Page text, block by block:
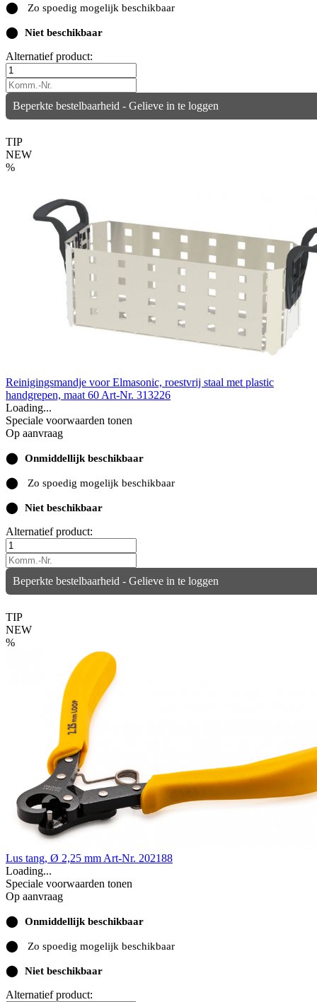
⬤ Zo spoedig mogelijk beschikbaar
⬤ Niet beschikbaar
Alternatief product:
Beperkte bestelbaarheid - Gelieve in te loggen
TIP
NEW
%
Reinigingsmandje voor Elmasonic, roestvrij staal met plastic
handgrepen, maat 60 Art-Nr. 313226
Loading...
Speciale voorwaarden tonen
Op aanvraag
⬤ Onmiddellijk beschikbaar
⬤ Zo spoedig mogelijk beschikbaar
⬤ Niet beschikbaar
Alternatief product:
Beperkte bestelbaarheid - Gelieve in te loggen
TIP
NEW
%
Lus tang, Ø 2,25 mm Art-Nr. 202188
Loading...
Speciale voorwaarden tonen
Op aanvraag
⬤ Onmiddellijk beschikbaar
⬤ Zo spoedig mogelijk beschikbaar
⬤ Niet beschikbaar
Alternatief product: